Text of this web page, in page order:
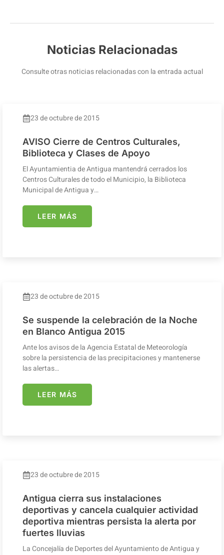
Noticias Relacionadas
Consulte otras noticias relacionadas con la entrada actual
23 de octubre de 2015
AVISO Cierre de Centros Culturales,
Biblioteca y Clases de Apoyo
El Ayuntamientia de Antigua mantendrá cerrados los
Centros Culturales de todo el Municipio, la Biblioteca
Municipal de Antigua y…
LEER MÁS
23 de octubre de 2015
Se suspende la celebración de la Noche
en Blanco Antigua 2015
Ante los avisos de la Agencia Estatal de Meteorología
sobre la persistencia de las precipitaciones y mantenerse
las alertas…
LEER MÁS
23 de octubre de 2015
Antigua cierra sus instalaciones
deportivas y cancela cualquier actividad
deportiva mientras persista la alerta por
fuertes lluvias
La Concejalía de Deportes del Ayuntamiento de Antigua y